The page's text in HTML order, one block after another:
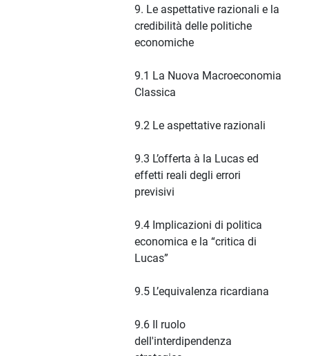
9. Le aspettative razionali e la
credibilità delle politiche
economiche
9.1 La Nuova Macroeconomia
Classica
9.2 Le aspettative razionali
9.3 L’offerta à la Lucas ed
effetti reali degli errori
previsivi
9.4 Implicazioni di politica
economica e la “critica di
Lucas”
9.5 L’equivalenza ricardiana
9.6 Il ruolo
dell'interdipendenza